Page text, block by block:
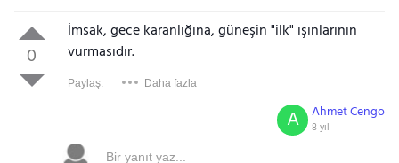
0
İmsak, gece karanlığına, güneşin "ilk" ışınlarının
vurmasıdır.
Paylaş: Daha fazla
Ahmet Cengo
8 yıl
A